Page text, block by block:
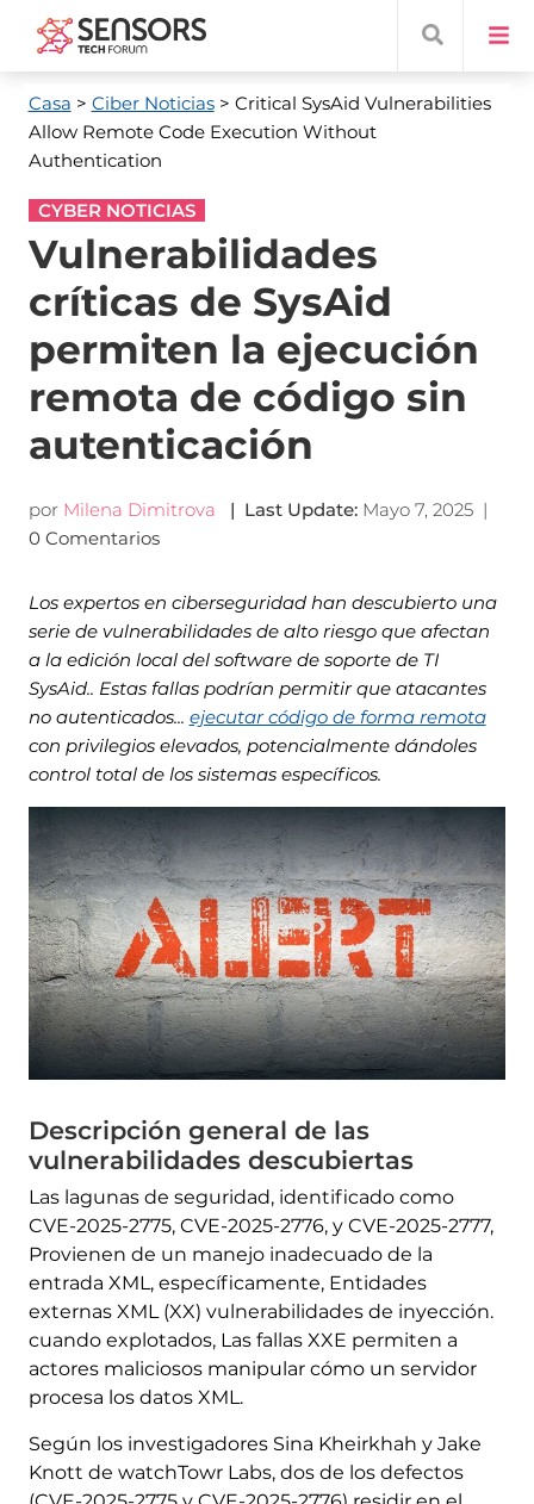
Casa > Ciber Noticias > Critical SysAid Vulnerabilities
Allow Remote Code Execution Without
Authentication
CYBER NOTICIAS
Vulnerabilidades
críticas de SysAid
permiten la ejecución
remota de código sin
autenticación
por Milena Dimitrova | Last Update: Mayo 7, 2025|
0 Comentarios
Los expertos en ciberseguridad han descubierto una
serie de vulnerabilidades de alto riesgo que afectan
a la edición local del software de soporte de TI
SysAid.. Estas fallas podrían permitir que atacantes
no autenticados... ejecutar código de forma remota
con privilegios elevados, potencialmente dándoles
control total de los sistemas específicos.
Descripción general de las
vulnerabilidades descubiertas
Las lagunas de seguridad, identificado como
CVE-2025-2775, CVE-2025-2776, y CVE-2025-2777,
Provienen de un manejo inadecuado de la
entrada XML, específicamente, Entidades
externas XML (XX) vulnerabilidades de inyección.
cuando explotados, Las fallas XXE permiten a
actores maliciosos manipular cómo un servidor
procesa los datos XML.
Según los investigadores Sina Kheirkhah y Jake
Knott de watchTowr Labs, dos de los defectos